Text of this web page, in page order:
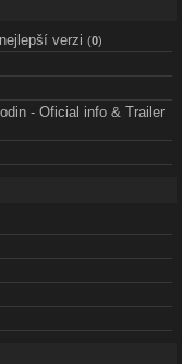
verzi (0)
- Oficial info & Trailer